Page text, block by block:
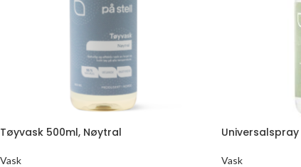
Tøyvask 500ml, Nøytral
Vask
Universalspray
Vask